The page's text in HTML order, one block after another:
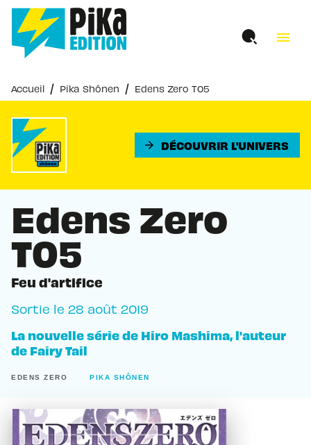
MENU RECHERCHE
PIED DE PAGE
menu
Accueil / Pika Shônen / Edens Zero T05
arrow_forward DÉCOUVRIR L'UNIVERS
Edens Zero
T05
Feu d'artifice
Sortie le 28 août 2019
La nouvelle série de Hiro Mashima, l'auteur
de Fairy Tail
EDENS ZERO PIKA SHÔNEN